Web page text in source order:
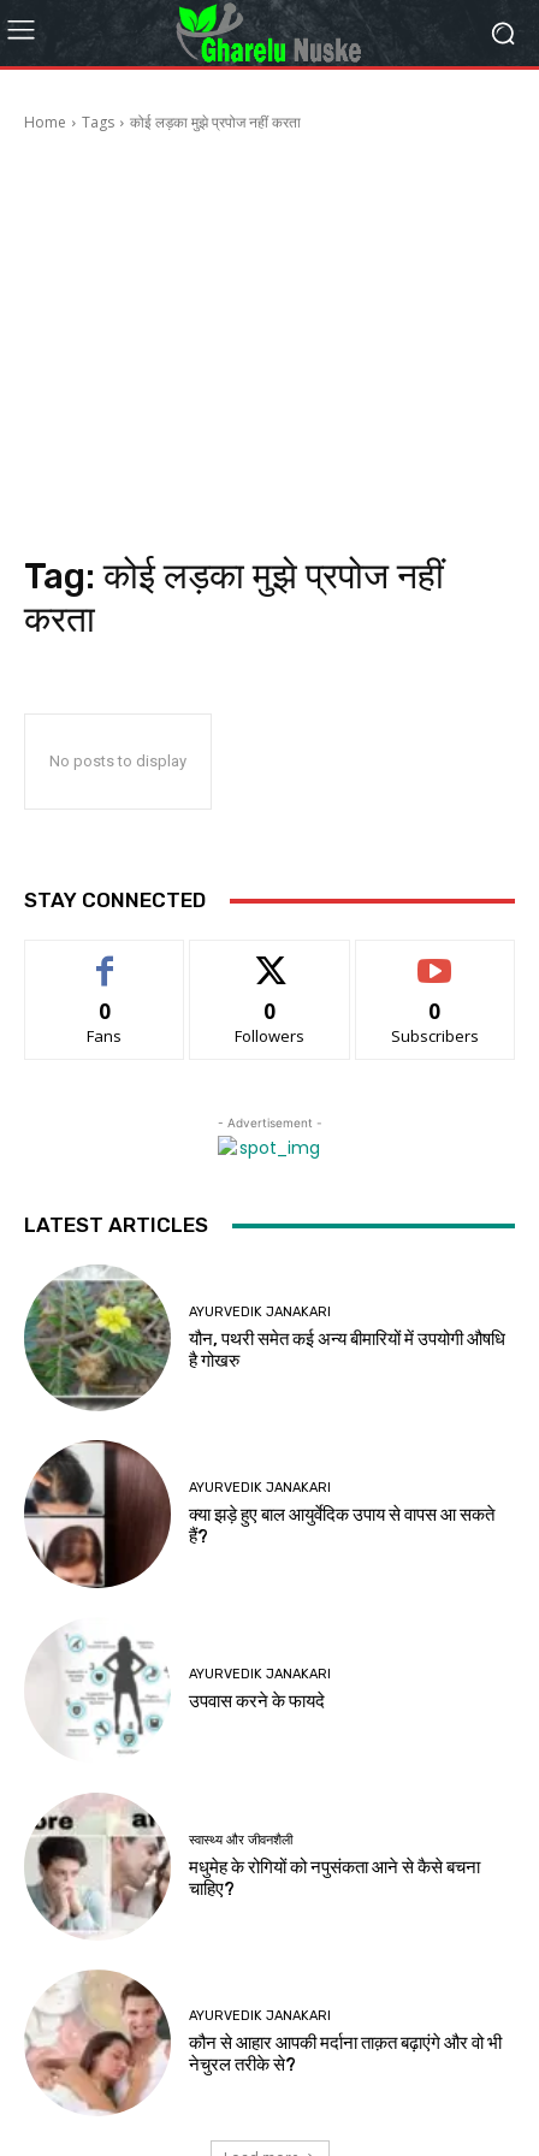
Home Tags कोई लड़का मुझे प्रपोज नहीं करता
Tag:कोई लड़का मुझे प्रपोज नहीं
करता
No posts to display
STAY CONNECTED
0
Fans
0
Followers
0
Subscribers
- Advertisement -
LATEST ARTICLES
AYURVEDIK JANAKARI
यौन, पथरी समेत कई अन्य बीमारियों में उपयोगी औषधि
है गोखरु
AYURVEDIK JANAKARI
क्या झड़े हुए बाल आयुर्वेदिक उपाय से वापस आ सकते
हैं?
AYURVEDIK JANAKARI
उपवास करने के फायदे
स्वास्थ्य और जीवनशैली
मधुमेह के रोगियों को नपुसंकता आने से कैसे बचना
चाहिए?
AYURVEDIK JANAKARI
कौन से आहार आपकी मर्दाना ताक़त बढ़ाएंगे और वो भी
नेचुरल तरीके से?